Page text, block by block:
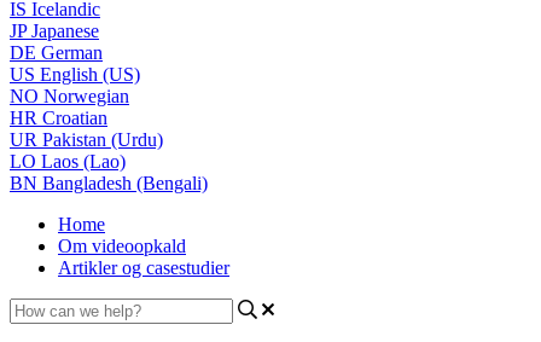
IS Icelandic
JPJapanese
DE German
US English (US)
NO Norwegian
HR Croatian
UR Pakistan (Urdu)
LO Laos (Lao)
BN Bangladesh (Bengali)
Home
Om videoopkald
Artikler og casestudier